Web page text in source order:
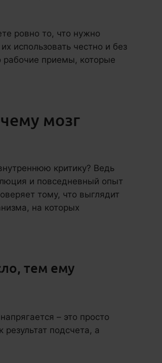
ровно то, что нужно
использовать честно и без
рабочие приемы, которые
мозг
критику? Ведь
и повседневный опыт
тому, что выглядит
на которых
тем ему
– это просто
результат подсчета, а